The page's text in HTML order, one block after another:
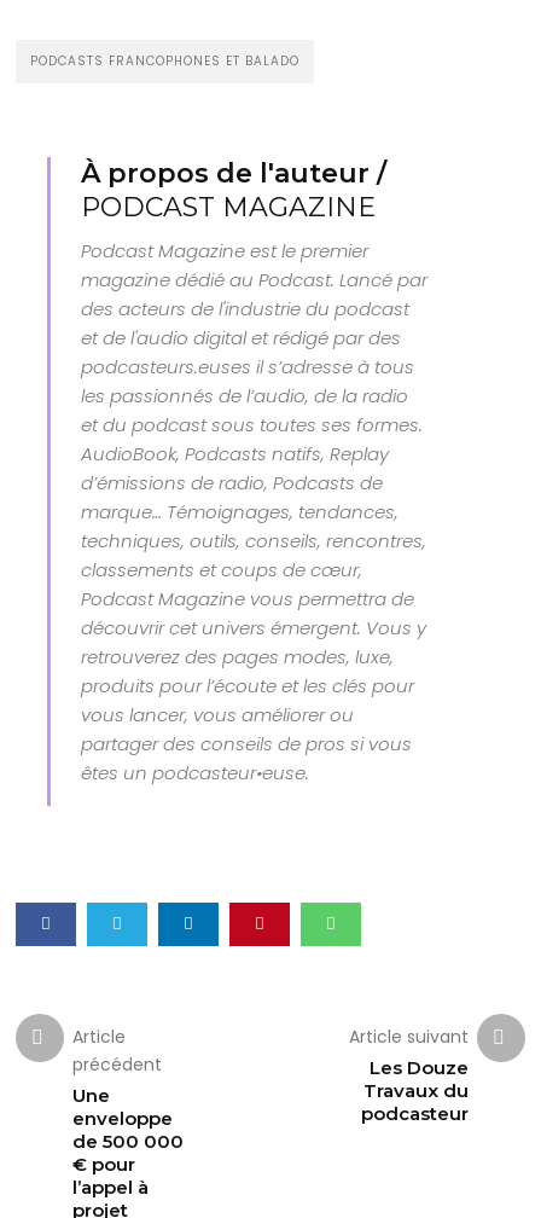
PODCASTS FRANCOPHONES ET BALADO
À propos de l'auteur /
PODCAST MAGAZINE
Podcast Magazine est le premier
magazine dédié au Podcast. Lancé par
des acteurs de l'industrie du podcast
et de l'audio digital et rédigé par des
podcasteurs.euses il s’adresse à tous
les passionnés de l’audio, de la radio
et du podcast sous toutes ses formes.
AudioBook, Podcasts natifs, Replay
d’émissions de radio, Podcasts de
marque… Témoignages, tendances,
techniques, outils, conseils, rencontres,
classements et coups de cœur,
Podcast Magazine vous permettra de
découvrir cet univers émergent. Vous y
retrouverez des pages modes, luxe,
produits pour l’écoute et les clés pour
vous lancer, vous améliorer ou
partager des conseils de pros si vous
êtes un podcasteur•euse.
Article
précédent
Une
enveloppe
de 500 000
€ pour
l’appel à
projet
Article suivant
Les Douze
Travaux du
podcasteur